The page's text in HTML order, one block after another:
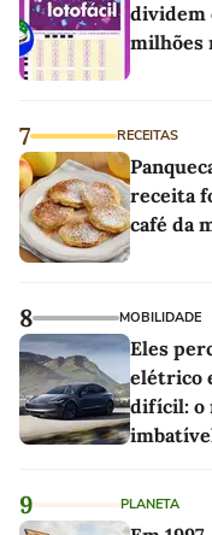
dividem
milhões
7 RECEITAS
receita
café da
8 MOBILIDADE
Eles
elétrico
difícil: o
9 PLANETA